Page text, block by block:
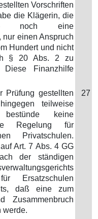
Vorschriften
die Klägerin, die
noch eine
einen Anspruch
Hundert und nicht
§ 20 Abs. 2 zu
Diese Finanzhilfe
Prüfung gestellten
teilweise
keine
Regelung für
Privatschulen.
Art. 7 Abs. 4 GG
der ständigen
Ersatzschulen
daß eine zum
Zusammenbruch
werde.
27